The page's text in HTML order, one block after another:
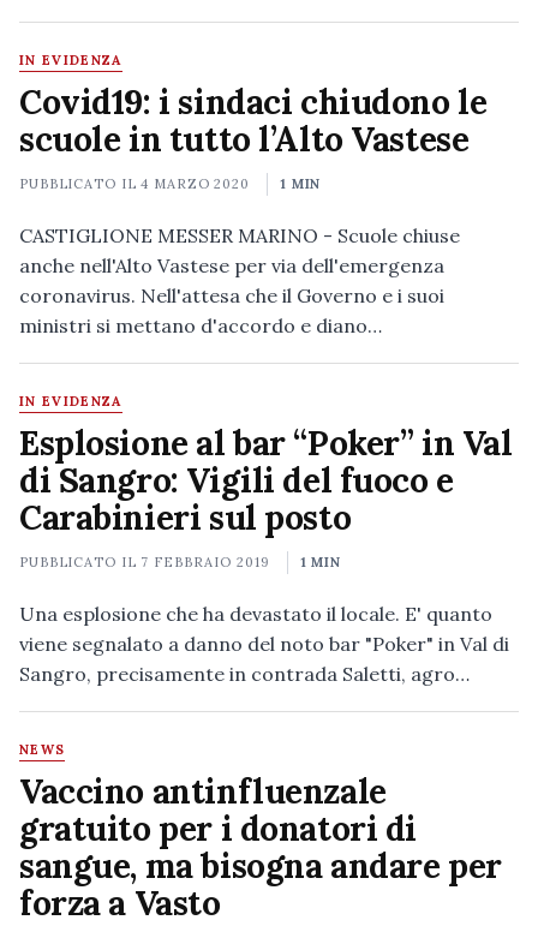
IN EVIDENZA
Covid19: i sindaci chiudono le
scuole in tutto l’Alto Vastese
PUBBLICATO IL4 MARZO 2020 1 MIN
CASTIGLIONE MESSER MARINO - Scuole chiuse
anche nell'Alto Vastese per via dell'emergenza
coronavirus. Nell'attesa che il Governo e i suoi
ministri si mettano d'accordo e diano…
IN EVIDENZA
Esplosione al bar “Poker” in Val
di Sangro: Vigili del fuoco e
Carabinieri sul posto
PUBBLICATO IL 7 FEBBRAIO 2019 1 MIN
Una esplosione che ha devastato il locale. E' quanto
viene segnalato a danno del noto bar "Poker" in Val di
Sangro, precisamente in contrada Saletti, agro…
NEWS
Vaccino antinfluenzale
gratuito per i donatori di
sangue, ma bisogna andare per
forza a Vasto